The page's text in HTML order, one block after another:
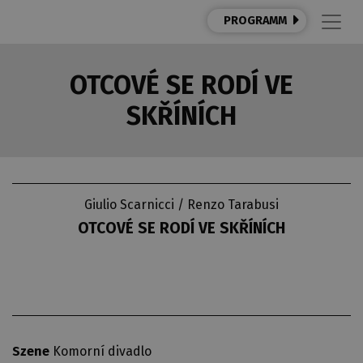
PROGRAMM
OTCOVÉ SE RODÍ VE
SKŘÍNÍCH
Giulio Scarnicci / Renzo Tarabusi
OTCOVÉ SE RODÍ VE SKŘÍNÍCH
Szene Komorní divadlo